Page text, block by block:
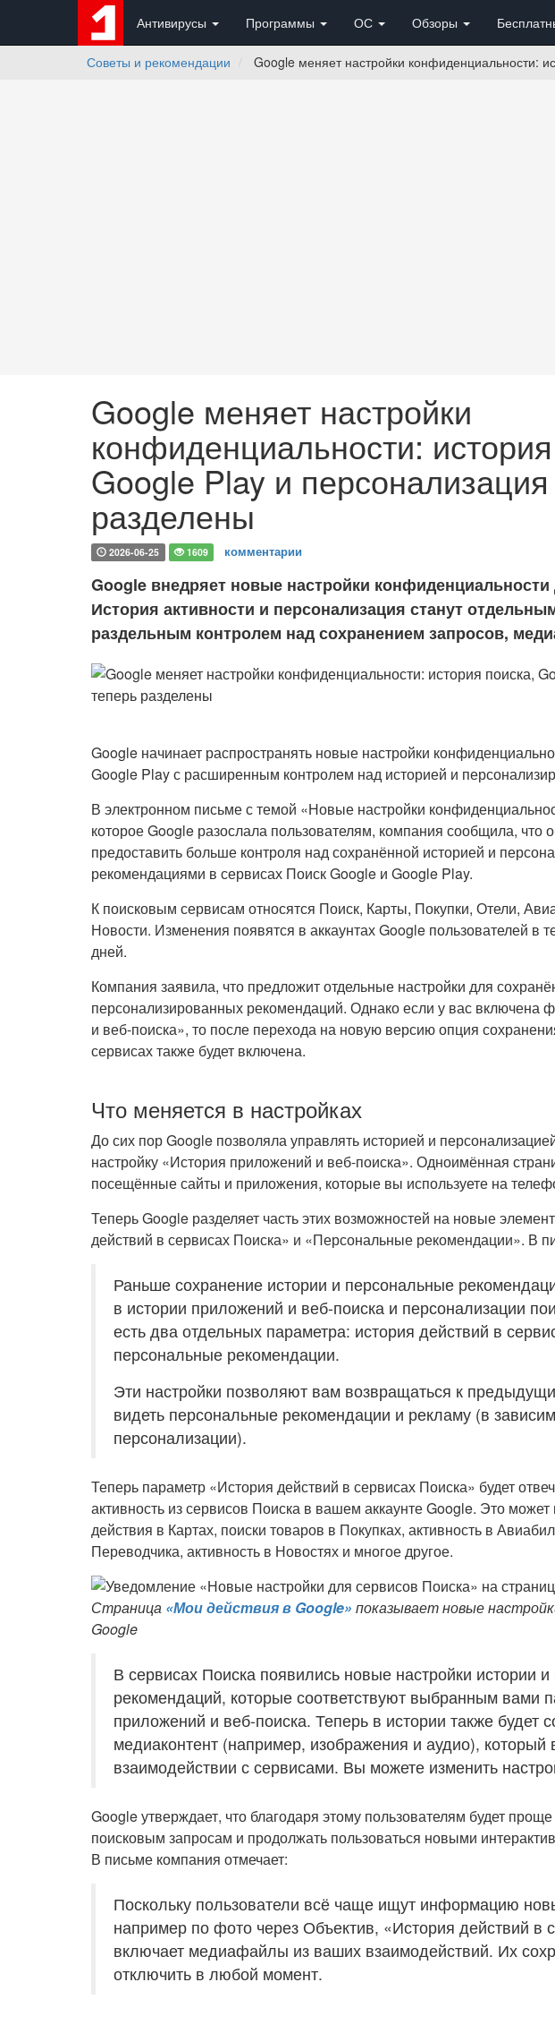
Антивирусы Программы ОС Обзоры
Советы и рекомендации Google меняет настройки конфиденциальности:
Google меняет настройки
конфиденциальности:
Google Play и
разделены
2026-06-25 1609 комментарии
Google внедряет новые настройки
История активности и персонализация станут
раздельным контролем над сохранением запросов,
Google начинает распространять новые настройки
Google Play с расширенным контролем над историей и
В электронном письме с темой «Новые настройки
которое Google разослала пользователям, компания сообщила, что
предоставить больше контроля над сохранённой историей и
рекомендациями в сервисах Поиск Google и Google Play.
К поисковым сервисам относятся Поиск, Карты, Покупки, Отели,
Новости. Изменения появятся в аккаунтах Google пользователей в
дней.
Компания заявила, что предложит отдельные настройки для
персонализированных рекомендаций. Однако если у вас включена
и веб-поиска», то после перехода на новую версию опция
сервисах также будет включена.
Что меняется в настройках
До сих пор Google позволяла управлять историей и
настройку «История приложений и веб-поиска». Одноимённая
посещённые сайты и приложения, которые вы используете на
Теперь Google разделяет часть этих возможностей на новые
действий в сервисах Поиска» и «Персональные рекомендации». В
Раньше сохранение истории и персональные
в истории приложений и веб-поиска и персонализации
есть два отдельных параметра: история действий в
персональные рекомендации.
Эти настройки позволяют вам возвращаться к
видеть персональные рекомендации и рекламу (в
персонализации).
Теперь параметр «История действий в сервисах Поиска» будет
активность из сервисов Поиска в вашем аккаунте Google. Это
действия в Картах, поиски товаров в Покупках, активность в
Переводчика, активность в Новостях и многое другое.
Страница «Мои действия в Google» показывает новые
Google
В сервисах Поиска появились новые настройки истории
рекомендаций, которые соответствуют выбранным вами
приложений и веб-поиска. Теперь в истории также будет
медиаконтент (например, изображения и аудио), который
взаимодействии с сервисами. Вы можете изменить
Google утверждает, что благодаря этому пользователям будет
поисковым запросам и продолжать пользоваться новыми
В письме компания отмечает:
Поскольку пользователи всё чаще ищут информацию
например по фото через Объектив, «История действий в
включает медиафайлы из ваших взаимодействий. Их
отключить в любой момент.